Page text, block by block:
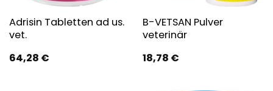
Adrisin Tabletten ad us.
vet.
64,28 €
B-VETSAN Pulver
veterinär
18,78 €